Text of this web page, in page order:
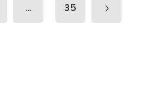
... 35